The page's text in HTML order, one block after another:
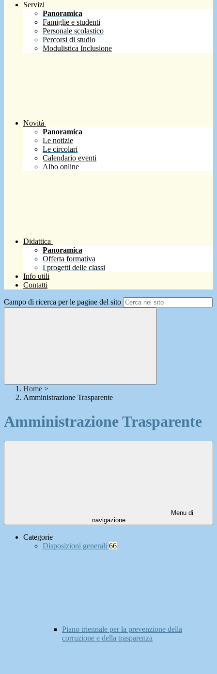
Servizi
Panoramica
Famiglie e studenti
Personale scolastico
Percorsi di studio
Modulistica Inclusione
Novità
Panoramica
Le notizie
Le circolari
Calendario eventi
Albo online
Didattica
Panoramica
Offerta formativa
I progetti delle classi
Info utili
Contatti
Campo di ricerca per le pagine del sito
Home >
Amministrazione Trasparente
Amministrazione Trasparente
Menu di
navigazione
Categorie
Disposizioni generali 66
Piano triennale per la prevenzione della
corruzione e della trasparenza